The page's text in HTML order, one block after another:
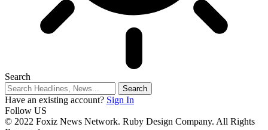
Search
Have an existing account? Sign In
Follow US
© 2022 Foxiz News Network. Ruby Design Company. All Rights